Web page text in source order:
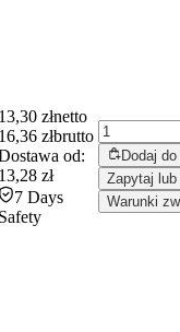
13,30 złnetto
16,36 złbrutto
od:
13,28 zł
7 Days
Safety
Dodaj
Zapytaj
Warunki